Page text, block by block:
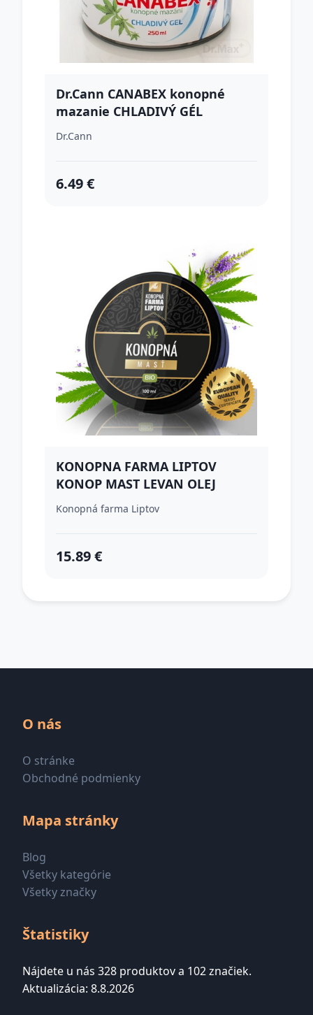
Dr.Cann CANABEX konopné
mazanie CHLADIVÝ GÉL
Dr.Cann
6.49 €
KONOPNA FARMA LIPTOV
KONOP MAST LEVAN OLEJ
100ML
Konopná farma Liptov
15.89 €
O nás
O stránke
Obchodné podmienky
Mapa stránky
Blog
Všetky kategórie
Všetky značky
Štatistiky
Nájdete u nás 328 produktov a 102 značiek.
Aktualizácia: 8.8.2026